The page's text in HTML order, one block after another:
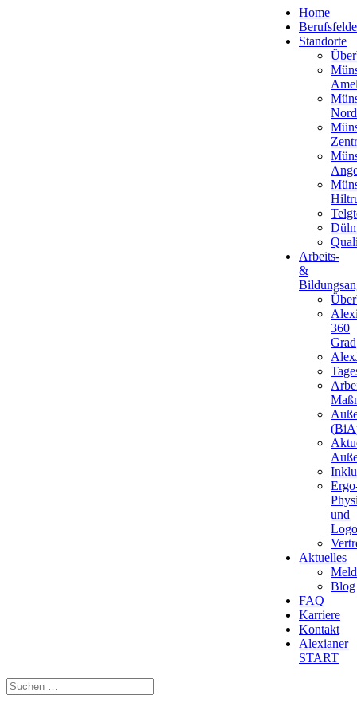
Home
Standorte
Nord
Arbeits-
&
360
Grad
und
Aktuelles
Blog
FAQ
Karriere
Kontakt
Alexianer
START